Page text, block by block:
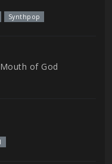
Synthpop
of God